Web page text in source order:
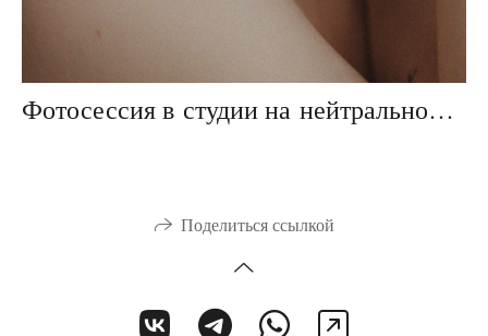
Фотосессия в студии на нейтральном фоне
Поделиться ссылкой